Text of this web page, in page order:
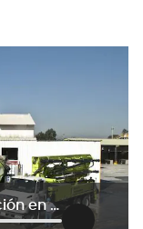
Argos vende su participación en Summit Materials a Quikrete